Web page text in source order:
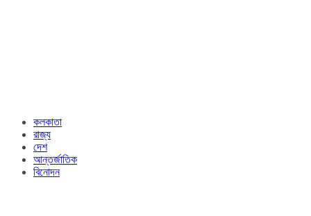
কলকাতা
রাজ্য​
দেশ
আন্তর্জাতিক
বিনোদন